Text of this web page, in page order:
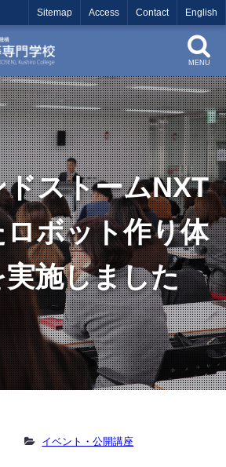
Sitemap Access Contact English
MENU
ストームNXT
ボット作り体
施しました
イベント・公開講座